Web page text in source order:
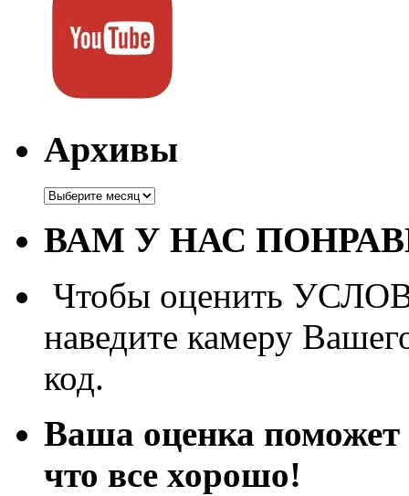
Архивы
Архивы
ВАМ У НАС
Чтобы оценить
наведите камеру
код.
Ваша оценка поможет
что все хорошо!